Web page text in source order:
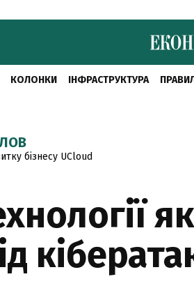
КОЛОНКИ ІНФРАСТРУКТУРА
бізнесу UCloud